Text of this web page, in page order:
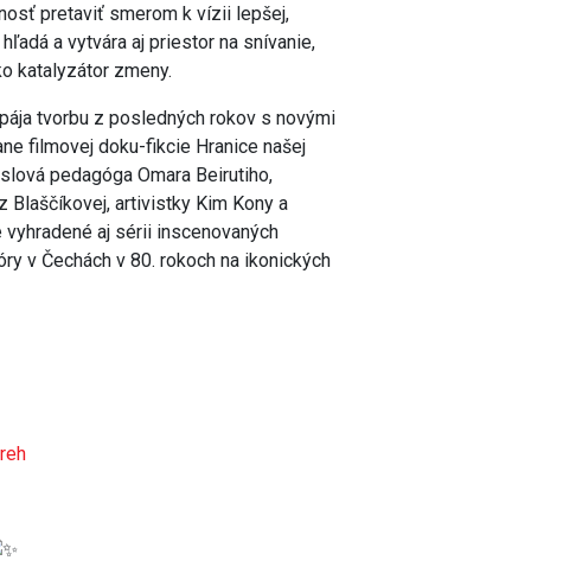
pretaviť smerom k vízii lepšej,
a vytvára aj priestor na snívanie,
katalyzátor zmeny.
tvorbu z posledných rokov s novými
filmovej doku-fikcie Hranice našej
pedagóga Omara Beirutiho,
Blaščíkovej, artivistky Kim Kony a
aj sérii inscenovaných
v Čechách v 80. rokoch na ikonických